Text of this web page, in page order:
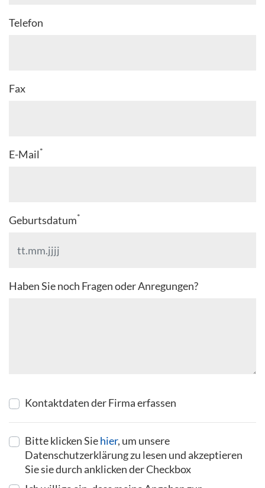
Telefon
Fax
E-Mail*
Geburtsdatum*
Haben Sie noch Fragen oder Anregungen?
Kontaktdaten der Firma erfassen
Bitte klicken Siehier, um unsere
Datenschutzerklärung zu lesen und akzeptieren
Sie sie durch anklicken der Checkbox